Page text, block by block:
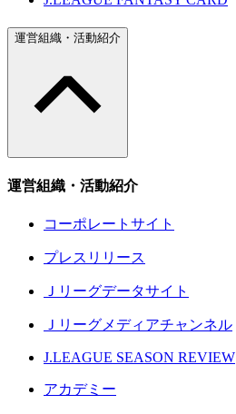
運営組織・活動紹介
運営組織・活動紹介
コーポレートサイト
プレスリリース
Ｊリーグデータサイト
Ｊリーグメディアチャンネル
J.LEAGUE SEASON REVIEW
アカデミー